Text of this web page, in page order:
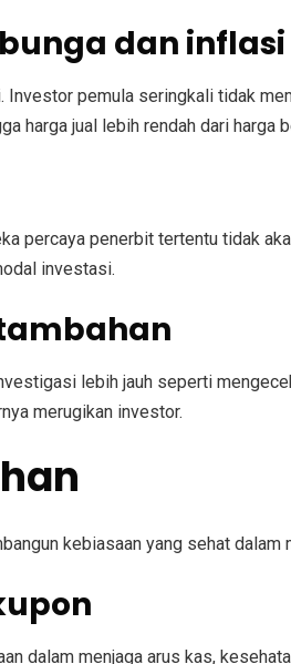
dan inflasi
pemula seringkali tidak
harga jual lebih rendah dari harga
percaya penerbit tertentu tidak
investasi.
lebih jauh seperti
merugikan investor.
kebiasaan yang sehat
dalam menjaga arus kas,